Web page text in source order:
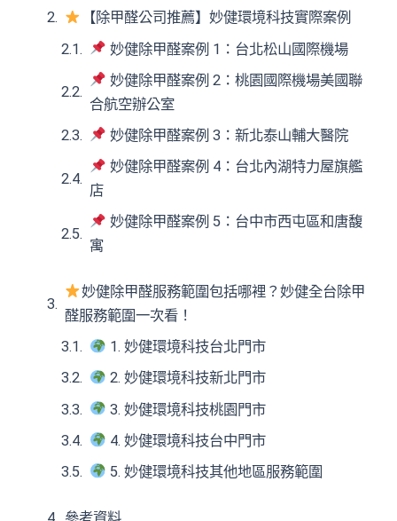
【除甲醛公司推薦】妙健環境科技實際案例
妙健除甲醛案例 1：台北松山國際機場
妙健除甲醛案例 2：桃園國際機場美國聯
合航空辦公室
妙健除甲醛案例 3：新北泰山輔大醫院
妙健除甲醛案例 4：台北內湖特力屋旗艦
店
妙健除甲醛案例 5：台中市西屯區和唐馥
寓
妙健除甲醛服務範圍包括哪裡？妙健全台除甲
醛服務範圍一次看！
1. 妙健環境科技台北門市
2. 妙健環境科技新北門市
3. 妙健環境科技桃園門市
4. 妙健環境科技台中門市
5. 妙健環境科技其他地區服務範圍